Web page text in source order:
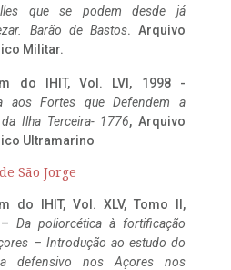
que se podem desde já
Barão de Bastos. Arquivo
Militar.
do IHIT, Vol. LVI, 1998 -
aos Fortes que Defendem a
Ilha Terceira- 1776, Arquivo
Ultramarino
São Jorge
do IHIT, Vol. XLV, Tomo II,
Da poliorcética à fortificação
– Introdução ao estudo do
defensivo nos Açores nos